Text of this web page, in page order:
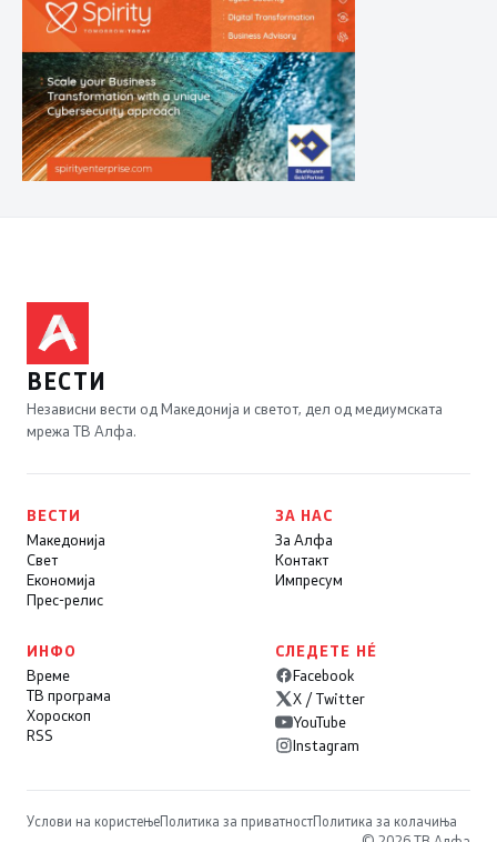
ВЕСТИ
Независни вести од Македонија и светот, дел од медиумската
мрежа ТВ Алфа.
ВЕСТИ
Македонија
Свет
Економија
Прес-релис
ЗА НАС
За Алфа
Контакт
Импресум
ИНФО
Време
ТВ програма
Хороскоп
RSS
СЛЕДЕТЕ НÉ
Facebook
X / Twitter
YouTube
Instagram
Услови на користењеПолитика за приватностПолитика за колачиња